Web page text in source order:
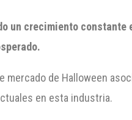
un crecimiento
mercado de Halloween
en esta industria.